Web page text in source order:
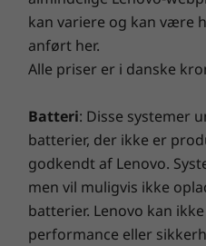
Med ThinkShield kan
yderligere funktioner
førende
2. Uden kamera med
mm x 279,31 mm (lavest)
232,75 mm (højest)
Uden fod: 4,62 og 4,88
Fod med fuld
Med Ultra-Flex IV-fod: 7,62
Fod
kan variere og kan være
anført her.
Alle priser er i danske
Batteri: Disse systemer
batterier, der ikke er
godkendt af Lenovo.
men vil muligvis ikke
batterier. Lenovo kan
performance eller